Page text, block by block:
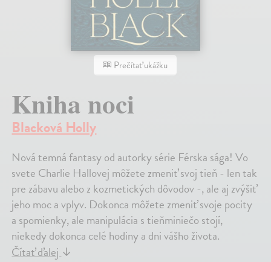
Prečítať ukážku
Kniha noci
Blacková Holly
Nová temná fantasy od autorky série Férska sága! Vo
svete Charlie Hallovej môžete zmeniť svoj tieň - len tak
pre zábavu alebo z kozmetických dôvodov -, ale aj zvýšiť
jeho moc a vplyv. Dokonca môžete zmeniť svoje pocity
a spomienky, ale manipulácia s tieňminiečo stojí,
niekedy dokonca celé hodiny a dni vášho života.
Čítať ďalej↓